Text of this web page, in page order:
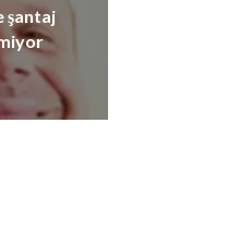
şantaj